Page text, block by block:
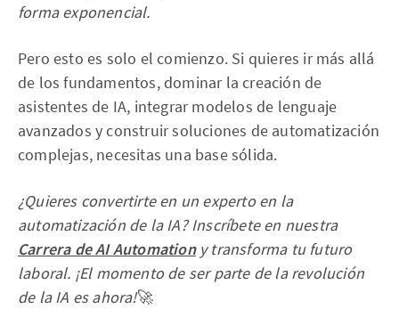
forma exponencial.
Pero esto es solo el comienzo. Si quieres ir más allá
de los fundamentos, dominar la creación de
asistentes de IA, integrar modelos de lenguaje
avanzados y construir soluciones de automatización
complejas, necesitas una base sólida.
¿Quieres convertirte en un experto en la
automatización de la IA? Inscríbete en nuestra
Carrera de AI Automationy transforma tu futuro
laboral. ¡El momento de ser parte de la revolución
de la IA es ahora!🚀